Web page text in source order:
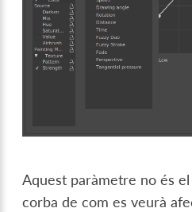
Aquest paràmetre no és
corba de com es veurà